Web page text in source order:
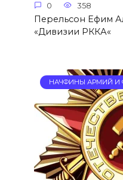
0 358
Перельсон Ефим
«Дивизии РККА«
НАЧФИНЫ АРМИЙ И